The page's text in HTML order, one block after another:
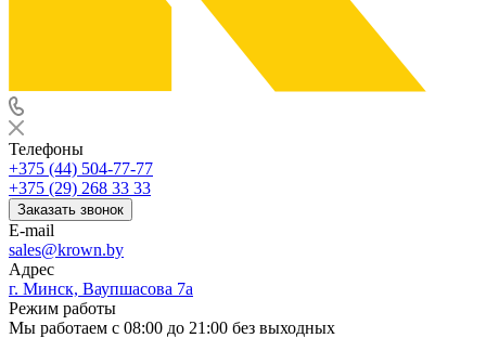
Телефоны
+375 (44) 504-77-77
+375 (29) 268 33 33
Заказать звонок
E-mail
sales@krown.by
Адрес
г. Минск, Ваупшасова 7а
Режим работы
Мы работаем с 08:00 до 21:00 без выходных